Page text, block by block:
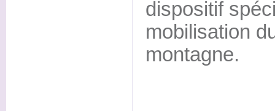
dispositif
mobilisation
montagne.